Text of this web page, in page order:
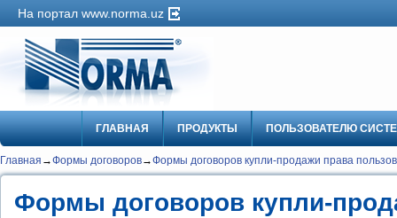
На портал www.norma.uz
ГЛАВНАЯ ПРОДУКТЫ ПОЛЬЗОВАТЕЛЮ
Главная →Формы договоров→Формы договоров купли-продажи права
Формы договоров купли-